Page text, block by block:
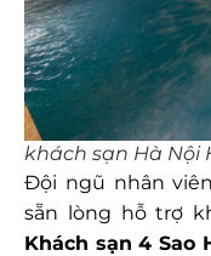
khách sạn Hà Nội
Đội ngũ nhân
sẵn lòng hỗ trợ
Khách sạn 4 Sao